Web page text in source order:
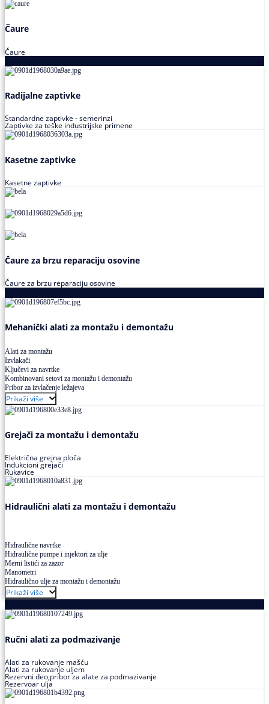
Čaure
Čaure
Radijalne zaptivke
Standardne zaptivke - semerinzi
Zaptivke za teške industrijske primene
Kasetne zaptivke
Kasetne zaptivke
Čaure za brzu reparaciju osovine
Čaure za brzu reparaciju osovine
Mehanički alati za montažu i demontažu
Alati za montažu
Izvlakači
Ključevi za navrtke
Kombinovani setovi za montažu i demontažu
Pribor za izvlačenje ležajeva
Prikaži više
Grejači za montažu i demontažu
Električna grejna ploča
Indukcioni grejači
Rukavice
Hidraulični alati za montažu i demontažu
Hidraulične navrtke
Hidraulične pumpe i injektori za ulje
Merni listići za zazor
Manometri
Hidraulično ulje za montažu i demontažu
Prikaži više
Ručni alati za podmazivanje
Alati za rukovanje mašću
Alati za rukovanje uljem
Rezervni deo,pribor za alate za podmazivanje
Rezervoar ulja